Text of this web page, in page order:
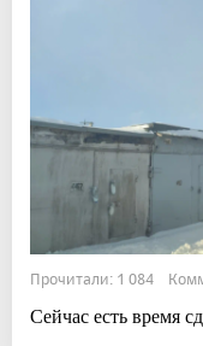
Прочитали: 1 084
Сейчас есть время